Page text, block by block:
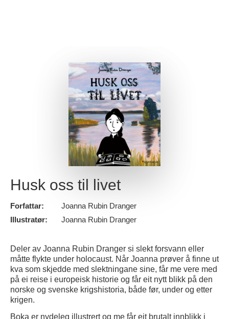
Husk oss til livet
Forfattar:
Joanna Rubin Dranger
Illustratør:
Joanna Rubin Dranger
Deler av Joanna Rubin Dranger si slekt forsvann eller
måtte flykte under holocaust. Når Joanna prøver å finne ut
kva som skjedde med slektningane sine, får me vere med
på ei reise i europeisk historie og får eit nytt blikk på den
norske og svenske krigshistoria, både før, under og etter
krigen.
Boka er nydeleg illustrert og me får eit brutalt innblikk i